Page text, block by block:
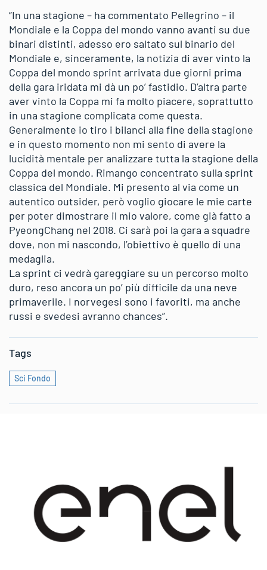
“In una stagione – ha commentato Pellegrino – il
Mondiale e la Coppa del mondo vanno avanti su due
binari distinti, adesso ero saltato sul binario del
Mondiale e, sinceramente, la notizia di aver vinto la
Coppa del mondo sprint arrivata due giorni prima
della gara iridata mi dà un po’ fastidio. D’altra parte
aver vinto la Coppa mi fa molto piacere, soprattutto
in una stagione complicata come questa.
Generalmente io tiro i bilanci alla fine della stagione
e in questo momento non mi sento di avere la
lucidità mentale per analizzare tutta la stagione della
Coppa del mondo. Rimango concentrato sulla sprint
classica del Mondiale. Mi presento al via come un
autentico outsider, però voglio giocare le mie carte
per poter dimostrare il mio valore, come già fatto a
PyeongChang nel 2018. Ci sarà poi la gara a squadre
dove, non mi nascondo, l’obiettivo è quello di una
medaglia.
La sprint ci vedrà gareggiare su un percorso molto
duro, reso ancora un po’ più difficile da una neve
primaverile. I norvegesi sono i favoriti, ma anche
russi e svedesi avranno chances”.
Tags
Sci Fondo